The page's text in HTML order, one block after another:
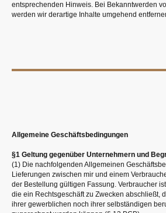
entsprechenden Hinweis. Bei Bekanntwerden
werden wir derartige Inhalte umgehend
Allgemeine Geschäftsbedingungen
§1 Geltung gegenüber Unternehmern und
(1) Die nachfolgenden Allgemeinen
Lieferungen zwischen mir und einem
der Bestellung gültigen Fassung. Verbraucher
die ein Rechtsgeschäft zu Zwecken abschließt,
ihrer gewerblichen noch ihrer selbständigen